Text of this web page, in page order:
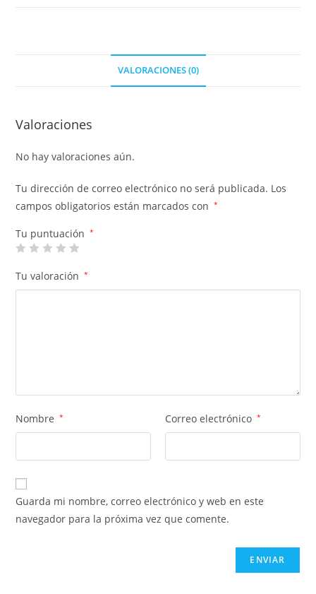
VALORACIONES (0)
Valoraciones
No hay valoraciones aún.
Tu dirección de correo electrónico no será publicada. Los
campos obligatorios están marcados con
*
Tu puntuación *
Tu valoración *
Nombre * Correo electrónico *
Guarda mi nombre, correo electrónico y web en este
navegador para la próxima vez que comente.